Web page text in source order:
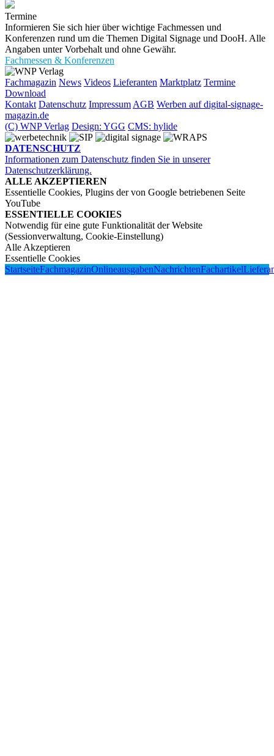
Termine
Informieren Sie sich hier über wichtige Fachmessen und
Konferenzen rund um die Themen Digital Signage und DooH. Alle
Angaben unter Vorbehalt und ohne Gewähr.
Fachmessen & Konferenzen
Fachmagazin News Videos Lieferanten Marktplatz Termine
Download
Kontakt Datenschutz ImpressumAGB Werben auf digital-signage-
magazin.de
(C) WNP Verlag Design: YGG CMS: hylide
DATENSCHUTZ
Informationen zum Datenschutz finden Sie in unserer
Datenschutzerklärung.
ALLE AKZEPTIEREN
Essentielle Cookies, Plugins der von Google betriebenen Seite
YouTube
ESSENTIELLE COOKIES
Notwendig für eine gute Funktionalität der Website
(Sessionverwaltung, Cookie-Einstellung)
Alle Akzeptieren
Essentielle Cookies
StartseiteFachmagazinOnlineausgabenNachrichtenFachartikel